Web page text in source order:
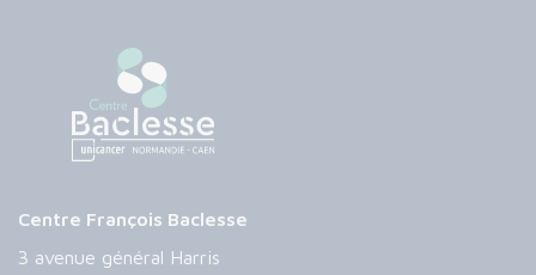
Centre François Baclesse
3 avenue général Harris